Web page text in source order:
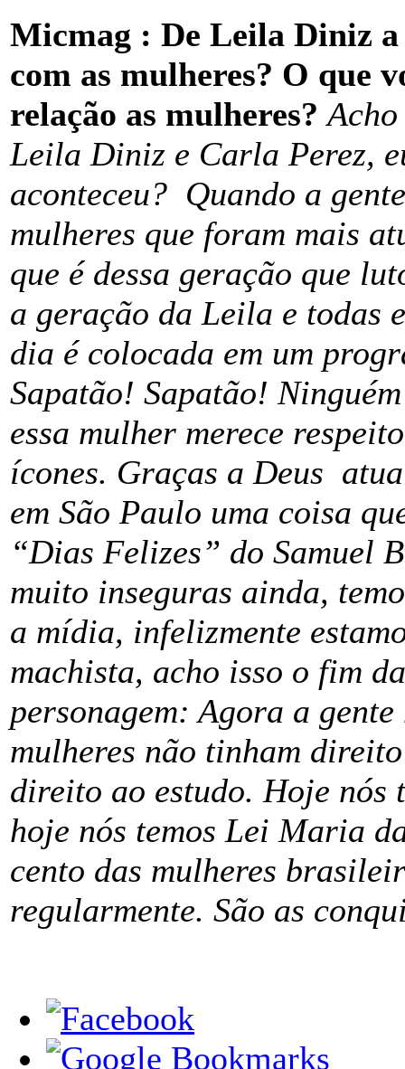
Micmag : De Leila Diniz a
com as mulheres? O que
relação as mulheres?
Leila Diniz e Carla Perez,
aconteceu? Quando a
mulheres que foram mais
que é dessa geração que
a geração da Leila e todas
dia é colocada em um
Sapatão! Sapatão!
essa mulher merece
ícones. Graças a Deus
em São Paulo uma coisa
“Dias Felizes” do Samuel
muito inseguras ainda,
a mídia, infelizmente
machista, acho isso o fim
personagem: Agora a
mulheres não tinham
direito ao estudo. Hoje nós
hoje nós temos Lei Maria
cento das mulheres
regularmente. São as